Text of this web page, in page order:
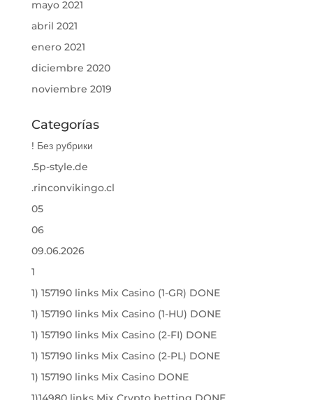
mayo 2021
abril 2021
enero 2021
diciembre 2020
noviembre 2019
Categorías
! Без рубрики
.5p-style.de
.rinconvikingo.cl
05
06
09.06.2026
1
1) 157190 links Mix Casino (1-GR) DONE
1) 157190 links Mix Casino (1-HU) DONE
1) 157190 links Mix Casino (2-FI) DONE
1) 157190 links Mix Casino (2-PL) DONE
1) 157190 links Mix Casino DONE